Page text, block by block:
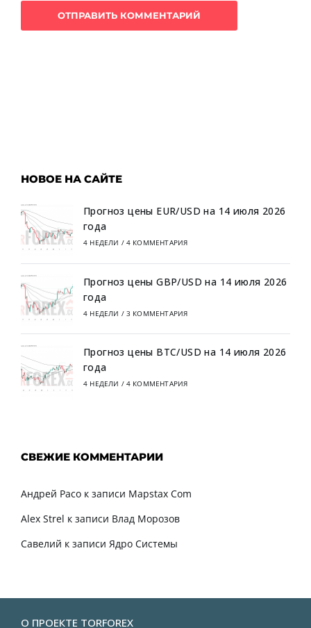
НОВОЕ НА САЙТЕ
Прогноз цены EUR/USD на 14 июля 2026
года
4 НЕДЕЛИ / 4 КОММЕНТАРИЯ
Прогноз цены GBP/USD на 14 июля 2026
года
4 НЕДЕЛИ / 3 КОММЕНТАРИЯ
Прогноз цены BTC/USD на 14 июля 2026
года
4 НЕДЕЛИ / 4 КОММЕНТАРИЯ
СВЕЖИЕ КОММЕНТАРИИ
Андрей Расо к записи Mapstax Com
Alex Strel к записи Влад Морозов
Савелий к записи Ядро Системы
О ПРОЕКТЕ TORFOREX